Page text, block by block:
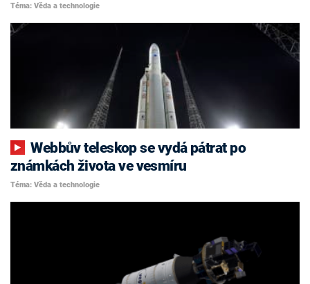
Téma: Věda a technologie
Webbův teleskop se vydá pátrat po
známkách života ve vesmíru
Téma: Věda a technologie